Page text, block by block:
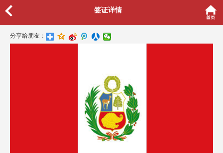
签证详情
分享给朋友：